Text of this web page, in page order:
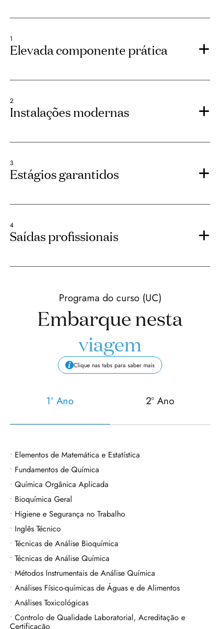
1
Elevada componente prática
2
Instalações modernas
3
Estágios garantidos
4
Saídas profissionais
Programa do curso (UC)
Embarque nesta
viagem
Clique nas tabs para saber mais
1º Ano 2º Ano
Elementos de Matemática e Estatística
Fundamentos de Química
Química Orgânica Aplicada
Bioquímica Geral
Higiene e Segurança no Trabalho
Inglês Técnico
Técnicas de Análise Bioquímica
Técnicas de Análise Química
Métodos Instrumentais de Análise Química
Análises Físico-químicas de Águas e de Alimentos
Análises Toxicológicas
Controlo de Qualidade Laboratorial, Acreditação e
Certificação